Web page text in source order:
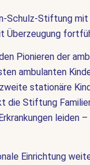
Schulz-Stiftung
Überzeugung
Pionieren der
ambulanten
stationäre
Stiftung
leiden
Einrichtung